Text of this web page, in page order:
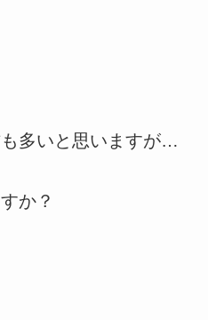
多いと思いますが…
か？